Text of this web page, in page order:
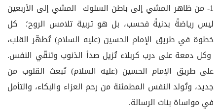
1- من ظاهر المشي إلى باطن السلوك المشي إلى الأربعين
ليس رياضةً بدنيةً فحسب، بل هو تربية تلامس الروح؛ كل
خطوة في طريق الإمام الحسين (عليه السلام) تُطهّر القلب،
وكل دمعة على درب كربلاء تُزيل صدأ الذنوب وتنقّي النفس.
على طريق الإمام الحسين (عليه السلام) تُبعث القلوب من
جديد، وتُولد النفس المطمئنة من رحم العزاء والبكاء، والتأمل
في مواساة بنات الرسالة.